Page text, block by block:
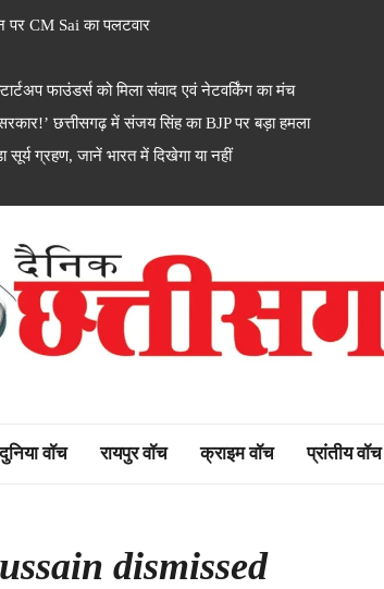
पर CM Sai का पलटवार
फाउंडर्स को मिला संवाद एवं नेटवर्किंग का मंच
छत्तीसगढ़ में संजय सिंह का BJP पर बड़ा हमला
ग्रहण, जानें भारत में दिखेगा या नहीं
watch
वॉच रायपुर वॉच क्राइम वॉच प्रांतीय वॉच
dismissed